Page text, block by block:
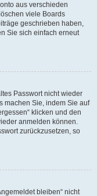
aus verschieden
viele Boards
geschrieben haben,
Sie sich einfach erneut
Passwort nicht wieder
machen Sie, indem Sie auf
klicken und den
anmelden können.
zurückzusetzen, so
bleiben“ nicht